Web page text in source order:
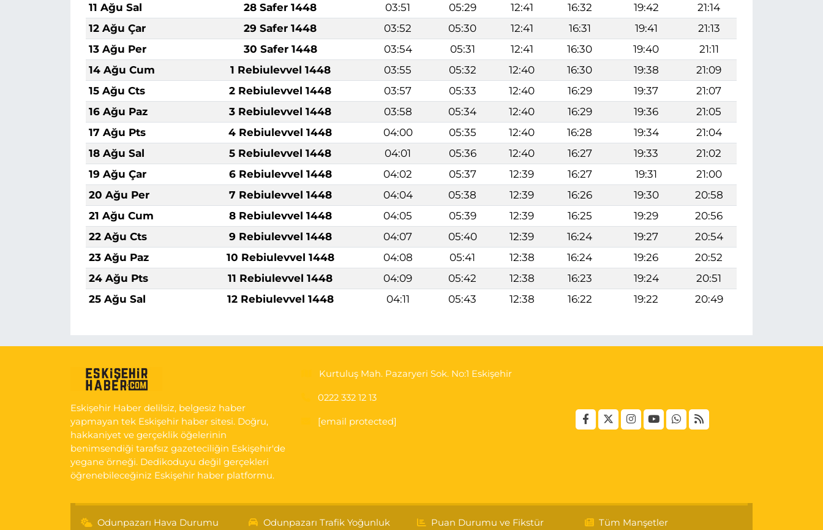
11 Ağu Sal
28 Safer 1448 03:51 05:29 12:41 16:32 19:42
21:14
12 Ağu Çar
29 Safer 1448 03:52 05:30 12:41 16:31 19:41
21:13
13 Ağu Per
30 Safer 1448 03:54 05:31 12:41 16:30 19:40
21:11
14 Ağu Cum
1 Rebiulevvel 1448 03:55 05:32 12:40 16:30 19:38
21:09
15 Ağu Cts
2 Rebiulevvel 1448 03:57 05:33 12:40 16:29 19:37
21:07
16 Ağu Paz
3 Rebiulevvel 1448 03:58 05:34 12:40 16:29 19:36
21:05
17 Ağu Pts
4 Rebiulevvel 1448 04:00 05:35 12:40 16:28 19:34
21:04
18 Ağu Sal
5 Rebiulevvel 1448 04:01 05:36 12:40 16:27 19:33
21:02
19 Ağu Çar
6 Rebiulevvel 1448 04:02 05:37 12:39 16:27 19:31
21:00
20 Ağu Per
7 Rebiulevvel 1448 04:04 05:38 12:39 16:26 19:30
20:58
21 Ağu Cum
8 Rebiulevvel 1448 04:05 05:39 12:39 16:25 19:29
20:56
22 Ağu Cts
9 Rebiulevvel 1448 04:07 05:40 12:39 16:24 19:27
20:54
23 Ağu Paz
10 Rebiulevvel 1448 04:08 05:41 12:38 16:24 19:26
20:52
24 Ağu Pts
11 Rebiulevvel 1448 04:09 05:42 12:38 16:23 19:24
20:51
25 Ağu Sal
12 Rebiulevvel 1448 04:11 05:43 12:38 16:22 19:22 20:49
Eskişehir Haber delilsiz, belgesiz haber
yapmayan tek Eskişehir haber sitesi. Doğru,
hakkaniyet ve gerçeklik öğelerinin
benimsendiği tarafsız gazeteciliğin Eskişehir'de
yegane örneği. Dedikoduyu değil gerçekleri
öğrenebileceğiniz Eskişehir haber platformu.
Kurtuluş Mah. Pazaryeri Sok. No:1 Eskişehir
0222 332 12 13
[email protected]
Odunpazarı Hava Durumu Odunpazarı Trafik Yoğunluk Puan Durumu ve Fikstür Tüm Manşetler